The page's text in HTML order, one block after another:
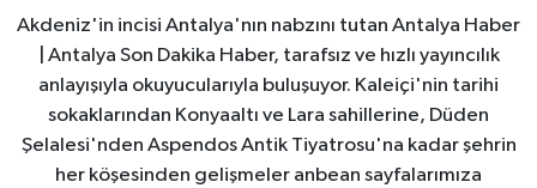
Akdeniz'in incisi Antalya'nın nabzını tutan Antalya Haber
| Antalya Son Dakika Haber, tarafsız ve hızlı yayıncılık
anlayışıyla okuyucularıyla buluşuyor. Kaleiçi'nin tarihi
sokaklarından Konyaaltı ve Lara sahillerine, Düden
Şelalesi'nden Aspendos Antik Tiyatrosu'na kadar şehrin
her köşesinden gelişmeler anbean sayfalarımıza